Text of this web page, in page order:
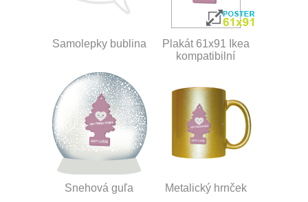
Samolepky bublina
Plakát 61x91 Ikea
kompatibilní
Snehová guľa Metalický hrnček